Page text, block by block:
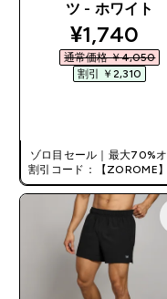
ツ - ホワイト
¥1,740‎
通常価格 ￥4,050‎
割引 ￥2,310‎
ゾロ目セール｜最大70%オ
割引コード：【ZOROME
で追加10%オフ！